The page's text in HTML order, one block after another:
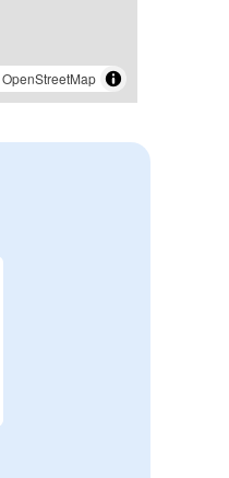
OpenStreetMap